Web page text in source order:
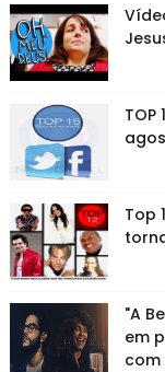
TOP
Top
"A
em
com